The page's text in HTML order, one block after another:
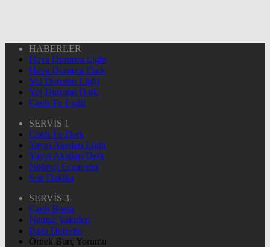
HABERLER
Hava Durumu Light
Hava Durumu Dark
Yol Durumu Light
Yol Durumu Dark
Canlı Tv Light
SERVİS 1
Canlı Tv Dark
Yayın Akışları Light
Yayın Akışları Dark
Nöbetçi Eczaneler
Son Dakika
SERVİS 3
Canlı Borsa
Namaz Vakitleri
Puan Durumu
Örnek Burç Yorumu